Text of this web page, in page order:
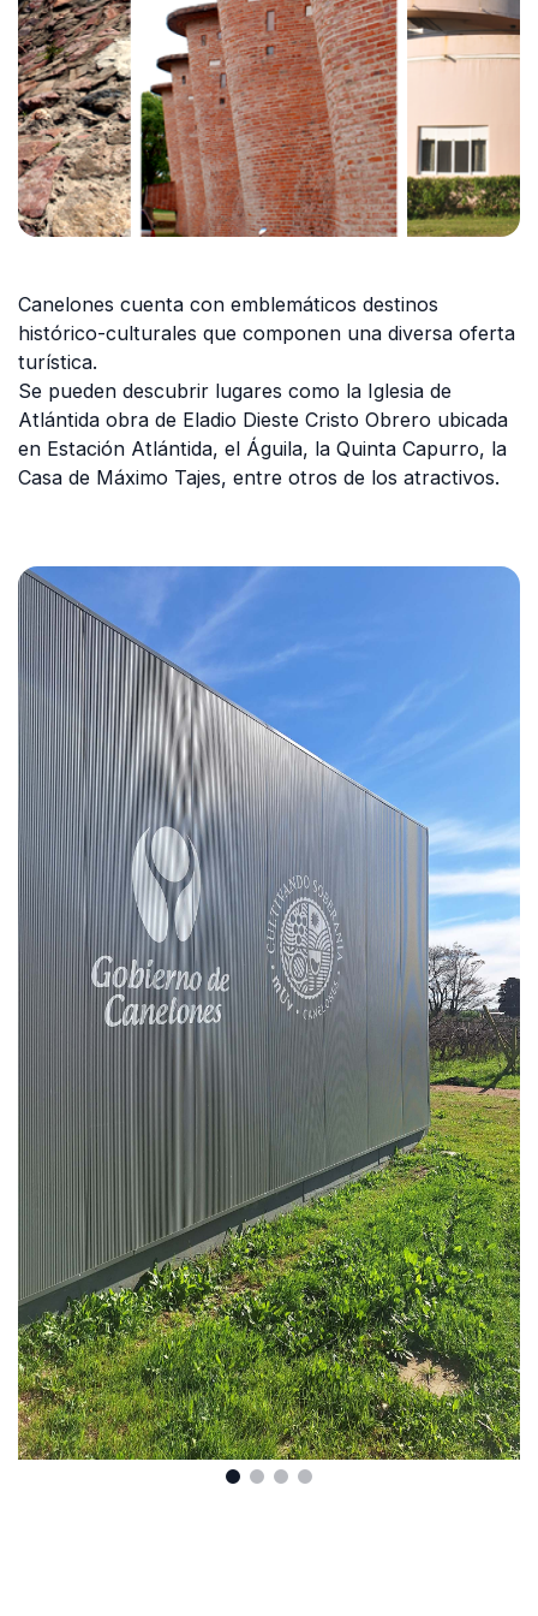
Canelones cuenta con emblemáticos destinos
histórico-culturales que componen una diversa oferta
turística.
Se pueden descubrir lugares como la Iglesia de
Atlántida obra de Eladio Dieste Cristo Obrero ubicada
en Estación Atlántida, el Águila, la Quinta Capurro, la
Casa de Máximo Tajes, entre otros de los atractivos.